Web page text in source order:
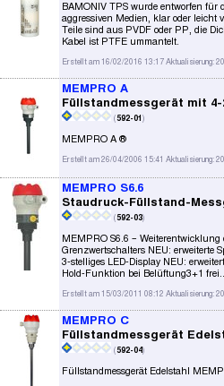
BAMONIV TPS wurde entworfen für
aggressiven Medien, klar oder leicht
Teile sind aus PVDF oder PP, die
Kabel ist PTFE ummantelt.
Erstellt am 16/02/2016 13:17 Aktualisierung:
MEMPRO A
Füllstandmessgerät mit 4-
(592-01 )
MEMPRO A ®
Erstellt am 26/04/2006 15:41 Aktualisierung:
MEMPRO S6.6
Staudruck-Füllstand-
(592-03)
MEMPRO S6.6 –
Grenzwertschalters NEU: erweiterte
3-stelliges LED-Display NEU:
Hold-Funktion bei Belüftung3+1 frei...
Erstellt am 15/03/2011 08:12 Aktualisierung:
MEMPRO C
Füllstandmessgerät
(592-04)
Füllstandmessgerät Edelstahl